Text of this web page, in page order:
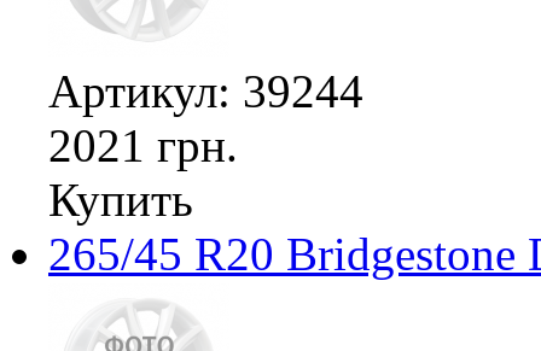
Артикул: 39244
2021 грн.
Купить
265/45 R20 Bridgestone